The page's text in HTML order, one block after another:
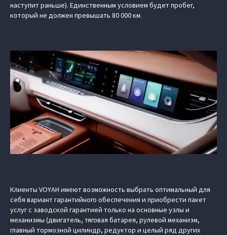
наступит раньше). Единственным условием будет пробег,
который не должен превышать 80 000 км.
Клиенты VOYAH имеют возможность выбрать оптимальный для
себя вариант гарантийного обеспечения и приобрести пакет
услуг с заводской гарантией только на основные узлы и
механизмы (двигатель, тяговая батарея, рулевой механизм,
главный тормозной цилиндр, редуктор и целый ряд других